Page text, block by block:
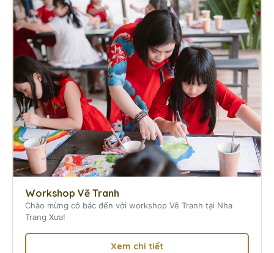
Workshop Vẽ Tranh
Chào mừng cô bác đến với workshop Vẽ Tranh tại Nha
Trang Xưa!
Xem chi tiết